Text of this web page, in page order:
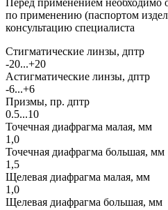
по применению (паспортом
консультацию специалиста
Стигматические линзы, дптр
-20...+20
Астигматические линзы, дптр
-6...+6
Призмы, пр. дптр
0.5...10
Точечная диафрагма малая, мм
1,0
Точечная диафрагма большая, мм
1,5
Щелевая диафрагма малая, мм
1,0
Щелевая диафрагма большая, мм